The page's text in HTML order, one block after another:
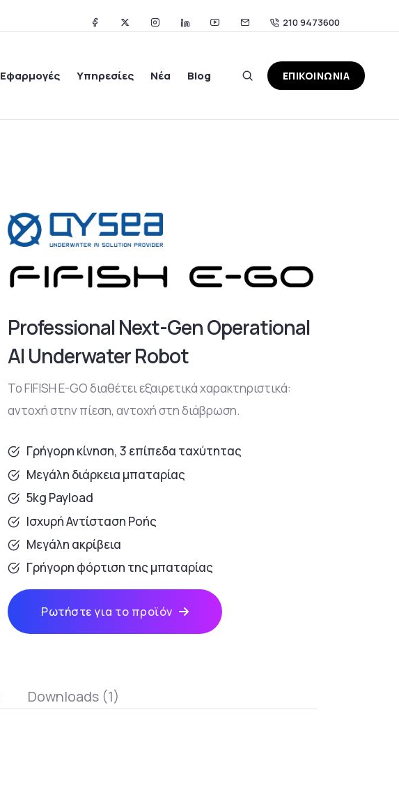
Εφαρμογές Υπηρεσίες Νέα Blog ΕΠΙΚΟΙΝΩΝΙΑ
Professional Next-Gen Operational
AI Underwater Robot
Το FIFISH E-GO διαθέτει εξαιρετικά χαρακτηριστικά:
αντοχή στην πίεση, αντοχή στη διάβρωση.
Γρήγορη κίνηση, 3 επίπεδα ταχύτητας
Μεγάλη διάρκεια μπαταρίας
5kg Payload
Ισχυρή Αντίσταση Ροής
Μεγάλη ακρίβεια
Γρήγορη φόρτιση της μπαταρίας
Ρωτήστε για το προϊόν
Downloads (1)